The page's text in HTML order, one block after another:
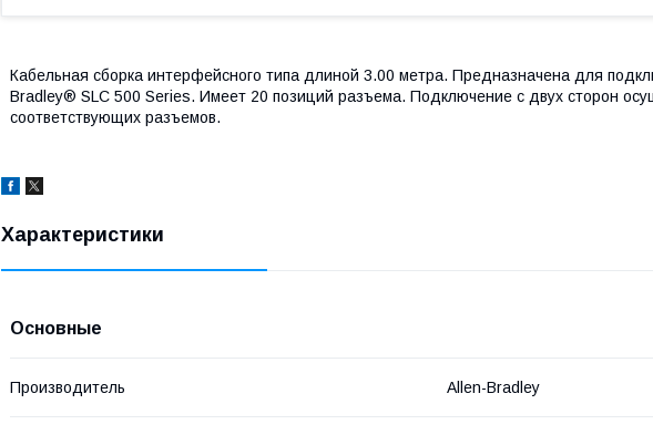
Кабельная сборка интерфейсного типа длиной 3.00 метра. Предназначена для
Bradley® SLC 500 Series. Имеет 20 позиций разъема. Подключение с двух сторон
соответствующих разъемов.
Характеристики
Основные
Производитель Allen-Bradley